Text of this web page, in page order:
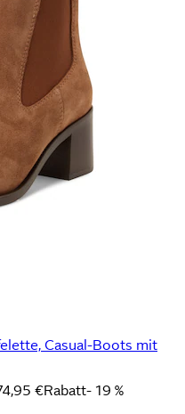
Casual-Boots mit
€Rabatt- 19 %